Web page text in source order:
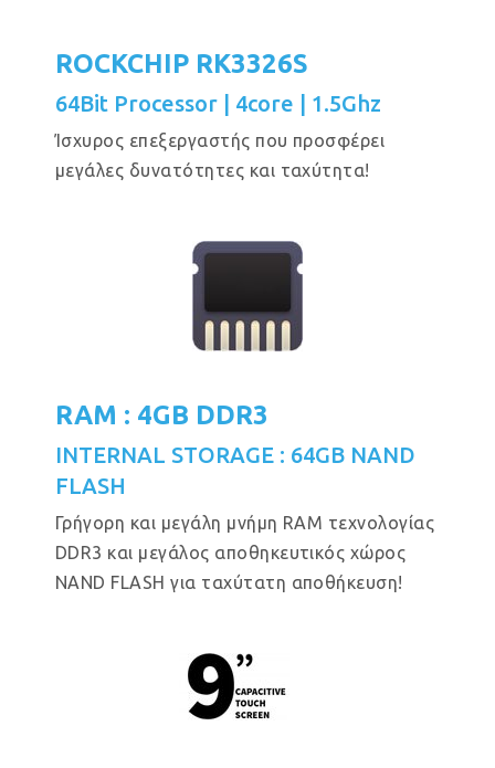
ROCKCHIP RK3326S
64Bit Processor | 4core | 1.5Ghz
Ίσχυρος επεξεργαστής που προσφέρει
μεγάλες δυνατότητες και ταχύτητα!
RAM : 4GB DDR3
INTERNAL STORAGE : 64GB NAND
FLASH
Γρήγορη και μεγάλη μνήμη RAM τεχνολογίας
DDR3 και μεγάλος αποθηκευτικός χώρος
NAND FLASH για ταχύτατη αποθήκευση!